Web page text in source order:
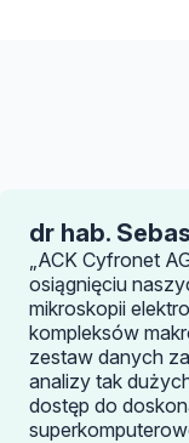
dr hab.
„ACK Cyfronet
osiągnięciu
mikroskopii
kompleksów
zestaw danych
analizy tak
dostęp do